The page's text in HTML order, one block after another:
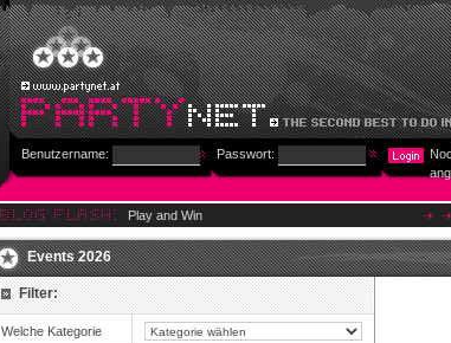
Benutzername: Passwort:
Play and Win
Events 2026
Filter:
Welche Kategorie